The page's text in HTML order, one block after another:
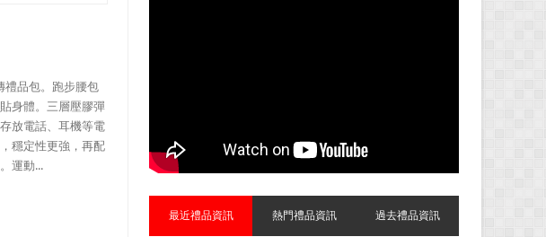
禮品包。跑步腰包
身體。三層壓膠彈
放電話、耳機等電
穩定性更強，再配
運動...
最近禮品資訊 熱門禮品資訊 過去禮品資訊